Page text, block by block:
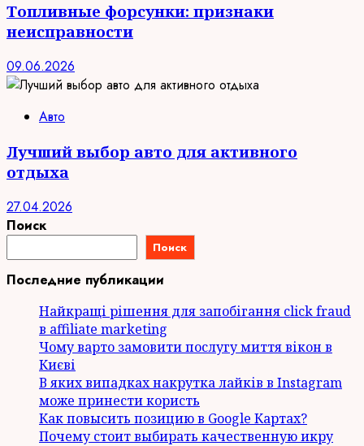
Топливные форсунки: признаки
неисправности
09.06.2026
Авто
Лучший выбор авто для активного
отдыха
27.04.2026
Поиск
Поиск
Последние публикации
Найкращі рішення для запобігання click fraud
в affiliate marketing
Чому варто замовити послугу миття вікон в
Києві
В яких випадках накрутка лайків в Instagram
може принести користь
Как повысить позицию в Google Картах?
Почему стоит выбирать качественную икру